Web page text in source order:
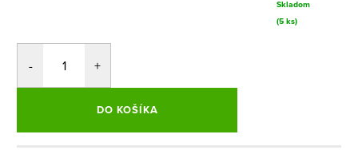
Skladom
(5 ks)
DO KOŠÍKA